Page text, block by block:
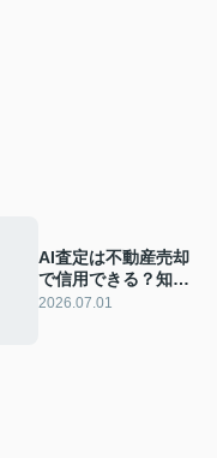
AI査定は不動産売却
で信用できる？知多
市で安心して査定を
2026.07.01